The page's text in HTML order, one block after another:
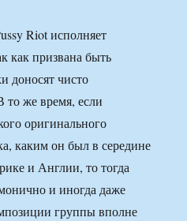
Riot исполняет
как призвана быть
доносят чисто
то же время, если
оригинального
каким он был в середине
и Англии, то тогда
и иногда даже
группы вполне